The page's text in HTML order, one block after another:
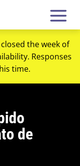
the week of
Responses
time.
de